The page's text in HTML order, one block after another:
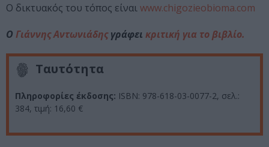
Ο δικτυακός του τόπος είναιwww.chigozieobioma.com
Ο Γιάννης Αντωνιάδηςγράφει κριτική για το βιβλίο.
Ταυτότητα
Πληροφορίες έκδοσης: ISBN: 978-618-03-0077-2, σελ.:
384, τιμή: 16,60 €